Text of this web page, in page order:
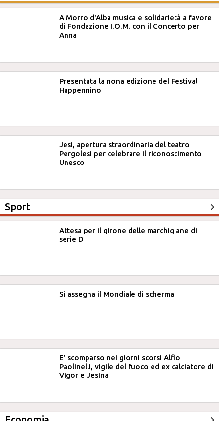
A Morro d'Alba musica e solidarietà a favore
di Fondazione I.O.M. con il Concerto per
Anna
Presentata la nona edizione del Festival
Happennino
Jesi, apertura straordinaria del teatro
Pergolesi per celebrare il riconoscimento
Unesco
Sport
Attesa per il girone delle marchigiane di
serie D
Si assegna il Mondiale di scherma
E' scomparso nei giorni scorsi Alfio
Paolinelli, vigile del fuoco ed ex calciatore di
Vigor e Jesina